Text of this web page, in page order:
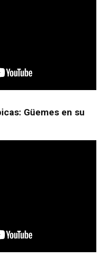
Güemes en su